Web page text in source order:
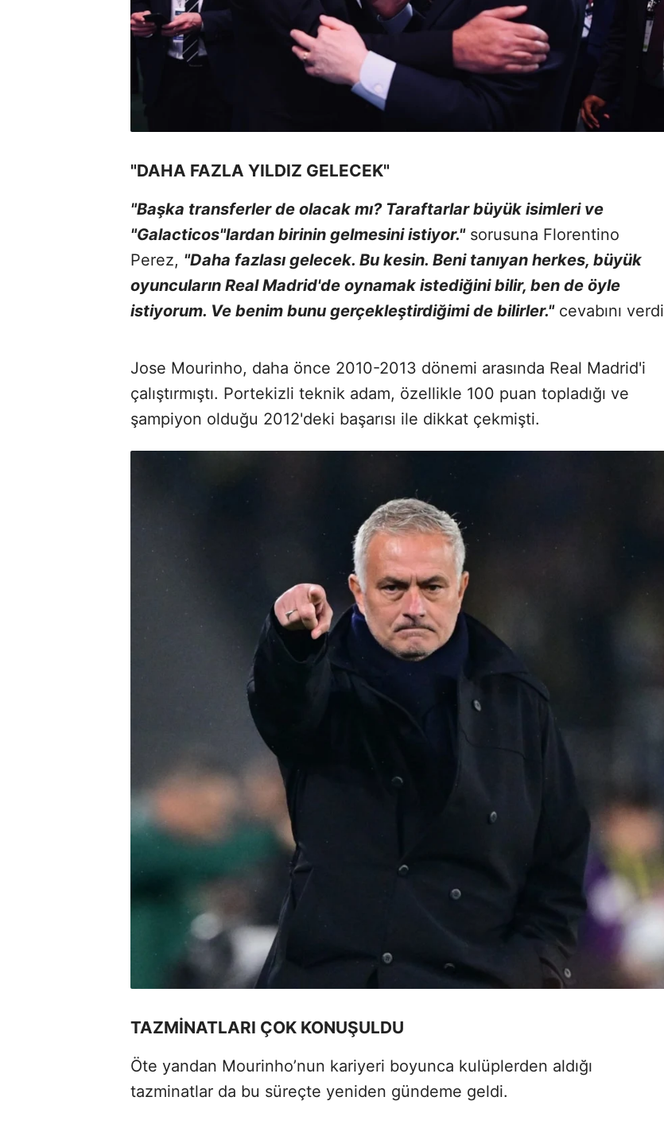
"DAHA FAZLA YILDIZ GELECEK"
"Başka transferler de olacak mı? Taraftarlar büyük isimleri ve
"Galacticos"lardan birinin gelmesini istiyor."sorusuna Florentino
Perez, "Daha fazlası gelecek. Bu kesin. Beni tanıyan herkes, büyük
oyuncuların Real Madrid'de oynamak istediğini bilir, ben de öyle
istiyorum. Ve benim bunu gerçekleştirdiğimi de bilirler."cevabını verdi
Jose Mourinho, daha önce 2010-2013 dönemi arasında Real Madrid'i
çalıştırmıştı. Portekizli teknik adam, özellikle 100 puan topladığı ve
şampiyon olduğu 2012'deki başarısı ile dikkat çekmişti.
TAZMİNATLARI ÇOK KONUŞULDU
Öte yandan Mourinho’nun kariyeri boyunca kulüplerden aldığı
tazminatlar da bu süreçte yeniden gündeme geldi.